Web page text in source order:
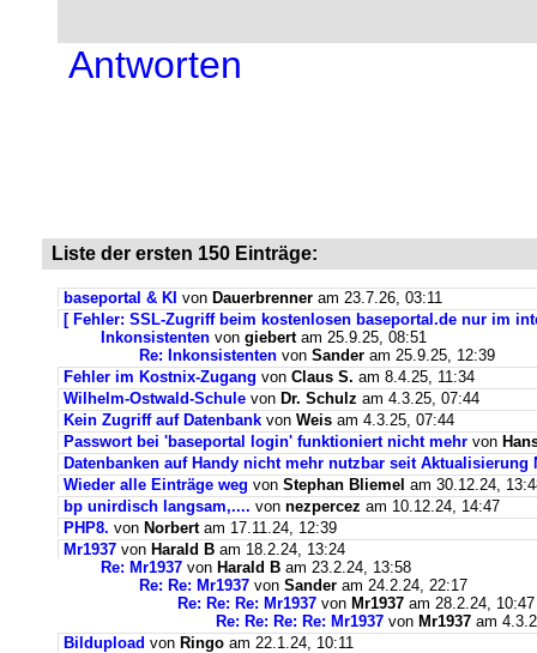
Antworten
Liste der ersten 150 Einträge:
baseportal & KI von Dauerbrenner am 23.7.26, 03:11
[ Fehler: SSL-Zugriff beim kostenlosen baseportal.de nur im
Inkonsistenten von giebertam 25.9.25, 08:51
Re: Inkonsistenten von Sander am 25.9.25, 12:39
Fehler im Kostnix-Zugang von Claus S. am 8.4.25, 11:34
Wilhelm-Ostwald-Schule von Dr. Schulz am 4.3.25, 07:44
Kein Zugriff auf Datenbank von Weis am 4.3.25, 07:44
Passwort bei 'baseportal login' funktioniert nicht mehr von
Datenbanken auf Handy nicht mehr nutzbar seit Aktualisierung
Wieder alle Einträge weg von Stephan Bliemel am 30.12.24,
bp unirdisch langsam,.... von nezpercez am 10.12.24, 14:47
PHP8. von Norbertam 17.11.24, 12:39
Mr1937 von Harald B am 18.2.24, 13:24
Re: Mr1937 von Harald B am 23.2.24, 13:58
Re: Re: Mr1937 von Sander am 24.2.24, 22:17
Re: Re: Re: Mr1937 von Mr1937 am 28.2.24, 10:47
Re: Re: Re: Re: Mr1937 von Mr1937 am
Bildupload von Ringo am 22.1.24, 10:11